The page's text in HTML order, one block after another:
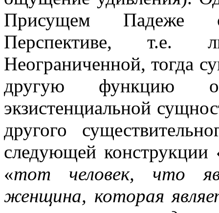
Присущем Падеже
Перспективе, т.е.
Неограниченной, тогда
другую функцию
экзистенциальной
другого
следующей конструкции
«тот человек, что
женщина, которая